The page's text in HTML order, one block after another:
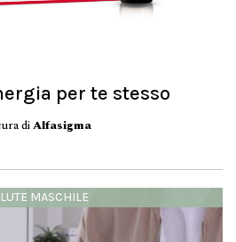
per te stesso
diAlfasigma
MASCHILE